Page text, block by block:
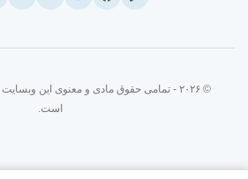
© ۲۰۲۶ - تمامی حقوق مادی و معنوی این
است.